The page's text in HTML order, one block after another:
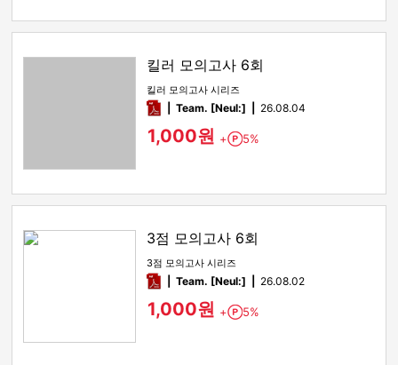
킬러 모의고사 6회
킬러 모의고사 시리즈
pdfTeam. [Neul:] 26.08.04
1,000원 + Point
5%
3점 모의고사 6회
3점 모의고사 시리즈
pdfTeam. [Neul:] 26.08.02
1,000원 + Point
5%